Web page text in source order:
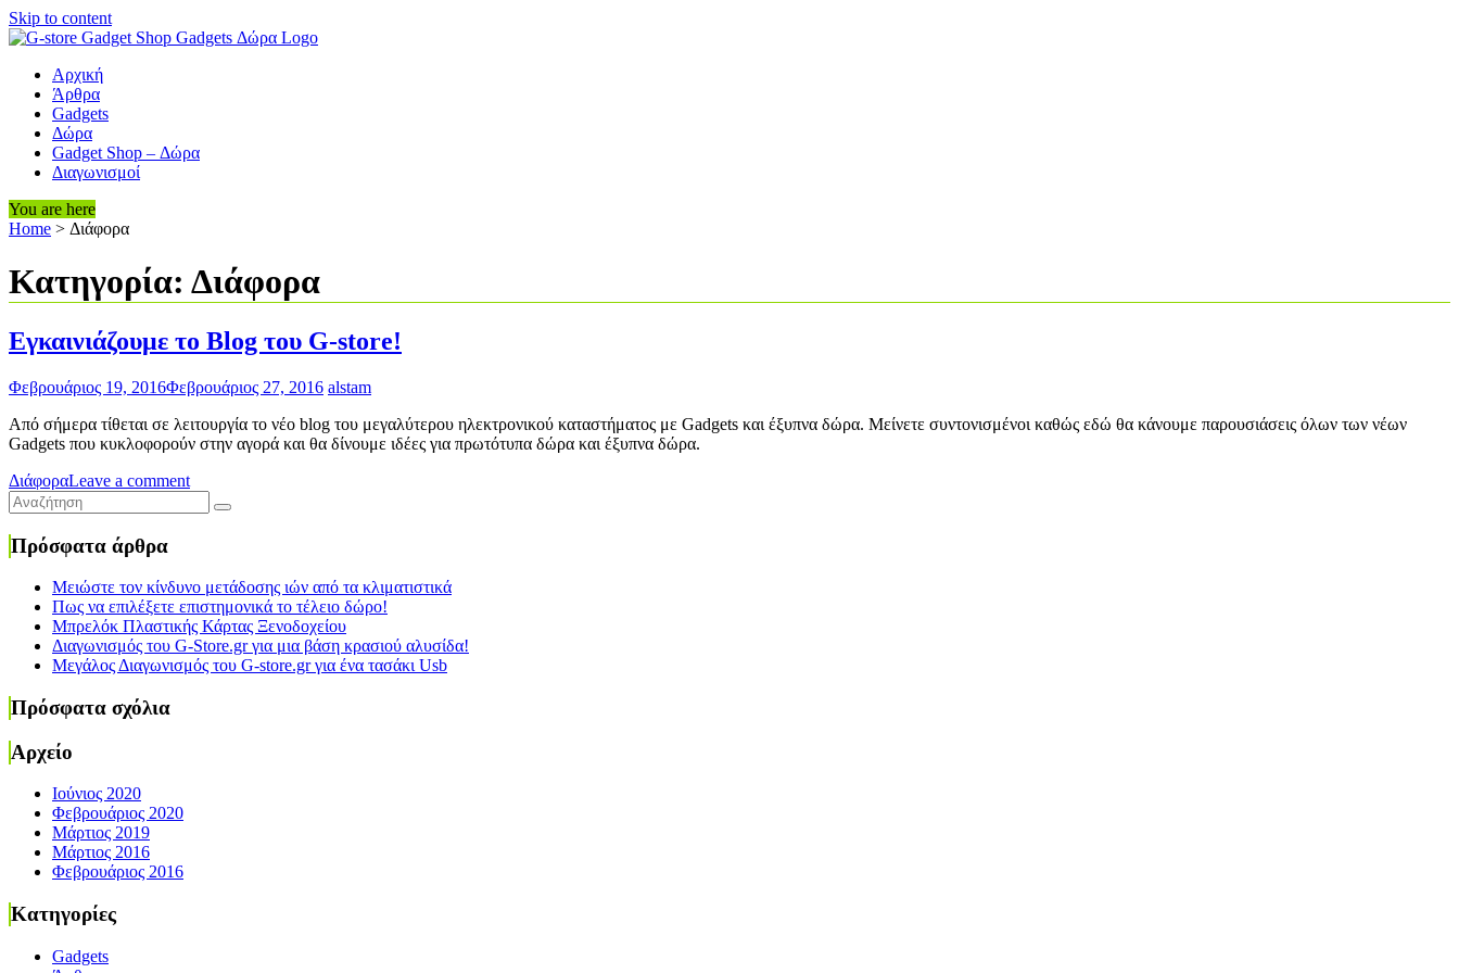
Skip to content
Αρχική
Άρθρα
Gadgets
Δώρα
Gadget Shop – Δώρα
Διαγωνισμοί
You are here
Home > Διάφορα
Κατηγορία: Διάφορα
Εγκαινιάζουμε το Blog του G-store!
Φεβρουάριος 19, 2016Φεβρουάριος 27, 2016 alstam
Από σήμερα τίθεται σε λειτουργία το νέο blog του μεγαλύτερου ηλεκτρονικού καταστήματος με Gadgets και έξυπνα δώρα. Μείνετε συντονισμένοι καθώς εδώ θα κάνουμε παρουσιάσεις όλων των νέων
Gadgets που κυκλοφορούν στην αγορά και θα δίνουμε ιδέες για πρωτότυπα δώρα και έξυπνα δώρα.
ΔιάφοραLeave a comment
Πρόσφατα άρθρα
Μειώστε τον κίνδυνο μετάδοσης ιών από τα κλιματιστικά
Πως να επιλέξετε επιστημονικά το τέλειο δώρο!
Μπρελόκ Πλαστικής Κάρτας Ξενοδοχείου
Διαγωνισμός του G-Store.gr για μια βάση κρασιού αλυσίδα!
Μεγάλος Διαγωνισμός του G-store.gr για ένα τασάκι Usb
Πρόσφατα σχόλια
Αρχείο
Ιούνιος 2020
Φεβρουάριος 2020
Μάρτιος 2019
Μάρτιος 2016
Φεβρουάριος 2016
Kατηγορίες
Gadgets